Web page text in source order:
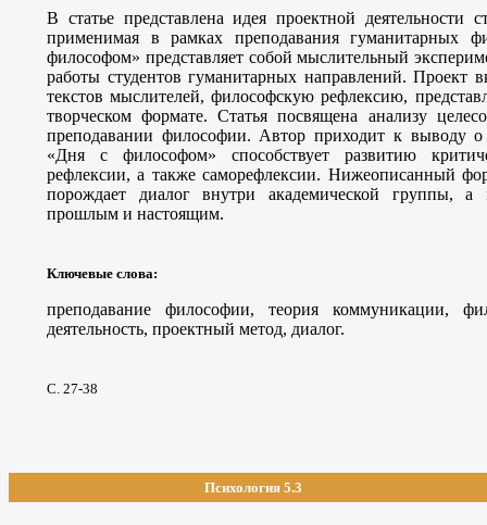
В статье представлена идея проектной деятельности
применимая в рамках преподавания гуманитарных
философом» представляет собой мыслительный
работы студентов гуманитарных направлений. Проект
текстов мыслителей, философскую рефлексию,
творческом формате. Статья посвящена анализу
преподавании философии. Автор приходит к выводу о
«Дня с философом» способствует развитию
рефлексии, а также саморефлексии. Нижеописанный
порождает диалог внутри академической группы,
прошлым и настоящим.
Ключевые слова:
преподавание философии, теория коммуникации,
деятельность, проектный метод, диалог.
С. 27-38
Психология 5.3